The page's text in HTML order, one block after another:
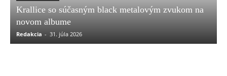
Krallice so súčasným black metalovým zvukom na
novom albume
Redakcia - 31. júla 2026